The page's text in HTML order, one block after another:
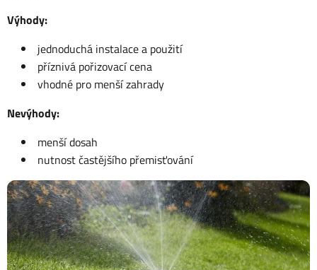
Výhody:
jednoduchá instalace a použití
příznivá pořizovací cena
vhodné pro menší zahrady
Nevýhody:
menší dosah
nutnost častějšího přemisťování